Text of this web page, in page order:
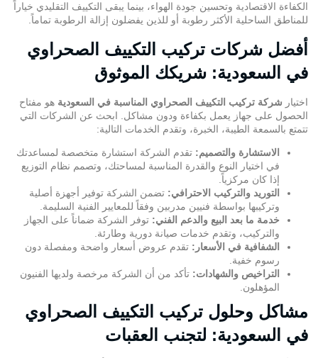
الكفاءة الاقتصادية وتحسين جودة الهواء، بينما يبقى التكييف التقليدي خياراً
للمناطق الساحلية الأكثر رطوبة أو للذين يفضلون إزالة الرطوبة تماماً.
أفضل شركات تركيب التكييف الصحراوي
في السعودية: شريكك الموثوق
اختيار شركة تركيب التكييف الصحراوي المناسبة في السعودية هو مفتاح
الحصول على جهاز يعمل بكفاءة ودون مشاكل. ابحث عن الشركات التي
تتمتع بالسمعة الطيبة، الخبرة، وتقدم الخدمات التالية:
الاستشارة والتصميم: تقدم الشركة استشارة متخصصة لمساعدتك
في اختيار النوع والقدرة المناسبة لمساحتك، وتصمم نظام التوزيع
إذا كان مركزياً.
التوريد والتركيب الاحترافي: تضمن الشركة توفير أجهزة أصلية
وتركيبها بواسطة فنيين مدربين وفقاً للمعايير الفنية السليمة.
خدمة ما بعد البيع والدعم الفني: توفر الشركة ضماناً على الجهاز
والتركيب، وتقدم خدمات صيانة دورية وطارئة.
الشفافية في الأسعار: تقدم عروض أسعار واضحة ومفصلة دون
رسوم خفية.
التراخيص والشهادات: تأكد من أن الشركة مرخصة ولديها الفنيون
المؤهلون.
مشاكل وحلول تركيب التكييف الصحراوي
في السعودية: لتجنب العقبات